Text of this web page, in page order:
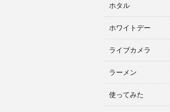
ホタル
ホワイトデー
ライブカメラ
ラーメン
使ってみた